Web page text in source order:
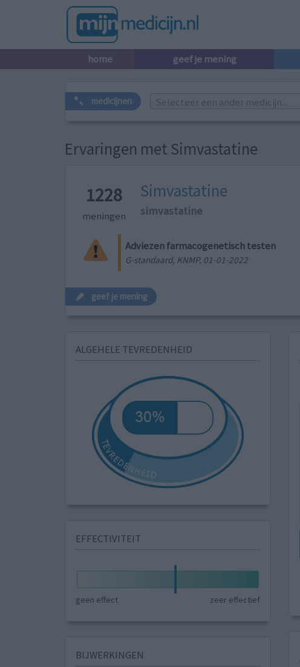
home geef je mening
medicijnen Selecteer een ander medicijn...
Ervaringen met Simvastatine
1228
meningen
Simvastatine
simvastatine
Adviezen farmacogenetisch testen
G-standaard, KNMP, 01-01-2022
geef je mening
ALGEHELE TEVREDENHEID
EFFECTIVITEIT
geen effect zeer effectief
BIJWERKINGEN